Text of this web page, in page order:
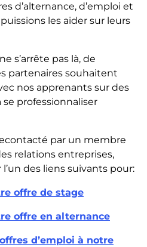
d’alternance, d’emploi et
les aider sur leurs
s’arrête pas là, de
partenaires souhaitent
nos apprenants sur des
professionnaliser
par un membre
relations entreprises,
des liens suivants pour:
offre de stage
offre en alternance
d’emploi à notre